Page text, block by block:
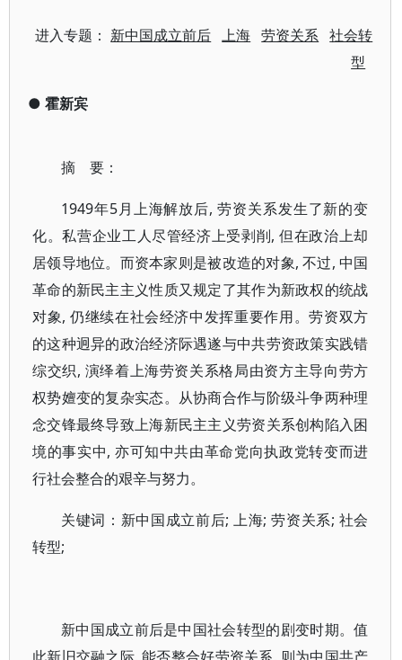
进入专题： 新中国成立前后 上海 劳资关系 社会转
型
● 霍新宾
摘 要：
1949年5月上海解放后, 劳资关系发生了新的变
化。私营企业工人尽管经济上受剥削, 但在政治上却
居领导地位。而资本家则是被改造的对象, 不过, 中国
革命的新民主主义性质又规定了其作为新政权的统战
对象, 仍继续在社会经济中发挥重要作用。劳资双方
的这种迥异的政治经济际遇遂与中共劳资政策实践错
综交织, 演绎着上海劳资关系格局由资方主导向劳方
权势嬗变的复杂实态。从协商合作与阶级斗争两种理
念交锋最终导致上海新民主主义劳资关系创构陷入困
境的事实中, 亦可知中共由革命党向执政党转变而进
行社会整合的艰辛与努力。
关键词：新中国成立前后; 上海; 劳资关系; 社会
转型;
新中国成立前后是中国社会转型的剧变时期。值